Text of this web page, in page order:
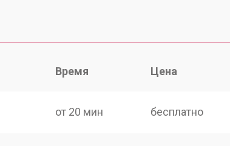
Время Цена
от 20 мин бесплатно